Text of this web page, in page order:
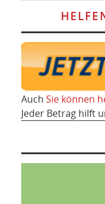
Auch Sie können
Jeder Betrag hilft